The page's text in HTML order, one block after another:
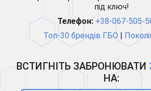
під ключ!
Телефон: +38-067-505-
Топ-30 брендів ГБО
ВСТИГНІТЬ ЗАБРОНЮВАТИ
НА: